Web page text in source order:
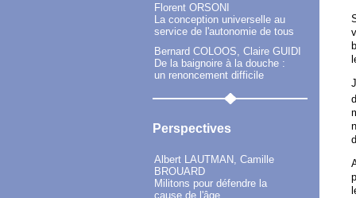
Florent ORSONI
La conception universelle au
service de l'autonomie de tous
Bernard COLOOS, Claire GUIDI
De la baignoire à la douche :
un renoncement difficile
Perspectives
Albert LAUTMAN, Camille
BROUARD
Militons pour défendre la
cause de l'âge